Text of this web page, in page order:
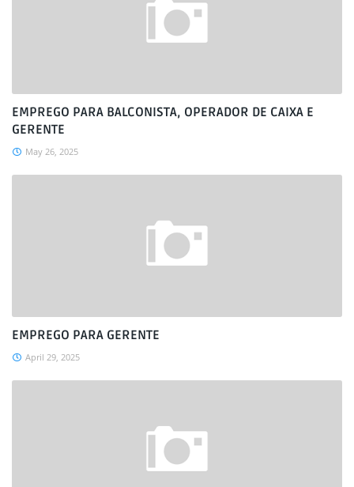
EMPREGO PARA BALCONISTA, OPERADOR DE CAIXA E
GERENTE
May 26, 2025
EMPREGO PARA GERENTE
April 29, 2025